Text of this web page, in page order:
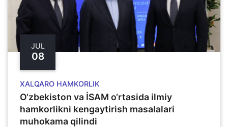
JUL
08
XALQARO HAMKORLIK
O‘zbekiston va İSAM o‘rtasida ilmiy
hamkorlikni kengaytirish masalalari
muhokama qilindi